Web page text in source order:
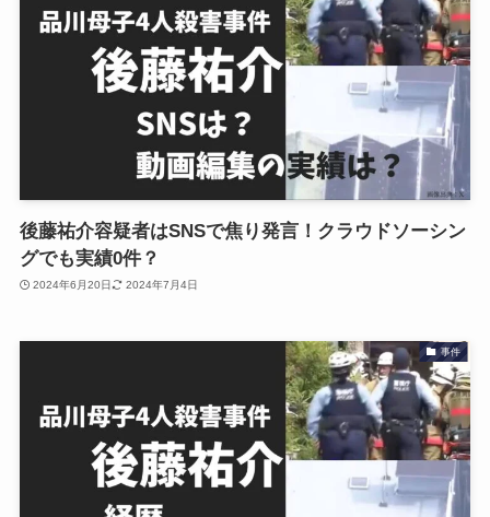
後藤祐介容疑者はSNSで焦り発言！クラウドソーシン
グでも実績0件？
2024年6月20日 2024年7月4日
事件